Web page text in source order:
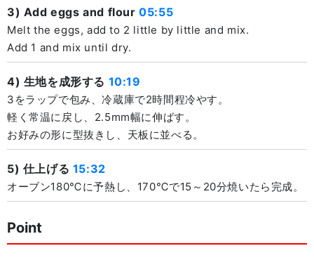
3) Add eggs and flour05:55
Melt the eggs, add to 2 little by little and mix.
Add 1 and mix until dry.
4) 生地を成形する 10:19
3をラップで包み、冷蔵庫で2時間程冷やす。
軽く常温に戻し、2.5mm幅に伸ばす。
お好みの形に型抜きし、天板に並べる。
5) 仕上げる 15:32
オーブン180℃に予熱し、170℃で15～20分焼いたら完成。
Point